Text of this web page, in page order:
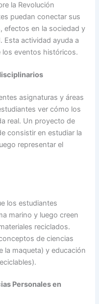
la Revolución
puedan conectar sus
efectos en la sociedad y
Esta actividad ayuda a
los eventos históricos.
asignaturas y áreas
ver cómo los
real. Un proyecto de
consistir en estudiar la
representar el
los estudiantes
marino y luego creen
reciclados.
de ciencias
la maqueta) y educación
Personales en